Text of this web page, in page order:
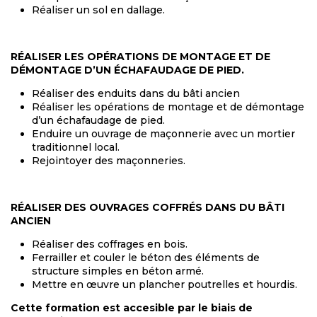
Réaliser un sol en dallage.
RÉALISER LES OPÉRATIONS DE MONTAGE ET DE
DÉMONTAGE D’UN ÉCHAFAUDAGE DE PIED.
Réaliser des enduits dans du bâti ancien
Réaliser les opérations de montage et de démontage
d’un échafaudage de pied.
Enduire un ouvrage de maçonnerie avec un mortier
traditionnel local.
Rejointoyer des maçonneries.
RÉALISER DES OUVRAGES COFFRÉS DANS DU BÂTI
ANCIEN
Réaliser des coffrages en bois.
Ferrailler et couler le béton des éléments de
structure simples en béton armé.
Mettre en œuvre un plancher poutrelles et hourdis.
Cette formation est accesible par le biais de